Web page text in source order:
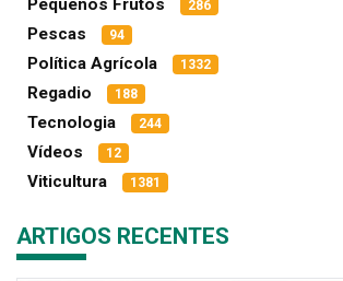
Pequenos Frutos 286
Pescas 94
Política Agrícola 1332
Regadio 188
Tecnologia 244
Vídeos 12
Viticultura 1381
ARTIGOS RECENTES